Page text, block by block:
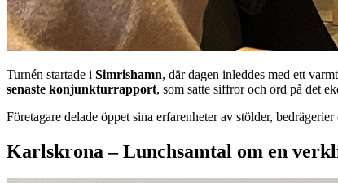
Turnén startade i Simrishamn, där dagen inleddes med ett
senaste konjunkturrapport, som satte siffror och ord på det
Företagare delade öppet sina erfarenheter av stölder,
Karlskrona – Lunchsamtal om en